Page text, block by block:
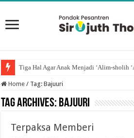
Tiga Hal Agar Anak Menjadi ‘Alim-sholih
Home / Tag:Bajuuri
Tag Archives: Bajuuri
Terpaksa Memberi